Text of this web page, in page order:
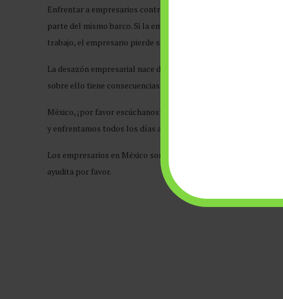
Enfrentar a empresarios contra trabajadores es una narrativa
parte del mismo barco. Si la empresa crece, puede pagar
trabajo, el empresario pierde su patrimonio, el gobierno pierde
La desazón empresarial nace de la sensación de que cumplir
sobre ello tiene consecuencias. Callarnos no está resolviendo
México, ¡por favor escúchanos!, hablamos las pequeñas y
y enfrentamos todos los días absurdas regulaciones.
Los empresarios en México somos los ‘Avengers’; nos
ayudita por favor.